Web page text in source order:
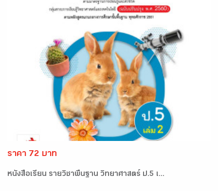
ราคา 72 บาท
หนังสือเรียน รายวิชาพื้นฐาน วิทยาศาสตร์ ป.5 เ...